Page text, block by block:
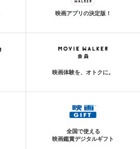
映画アプリの決定版！
映画体験を、オトクに。
全国で使える
映画鑑賞デジタルギフト